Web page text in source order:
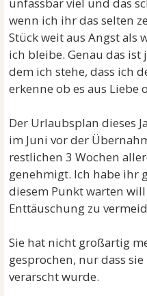
wenn ich ihr das selten
Stück weit aus Angst als
ich bleibe. Genau das ist
dem ich stehe, dass ich
erkenne ob es aus Liebe
Der Urlaubsplan dieses
im Juni vor der
restlichen 3 Wochen
genehmigt. Ich habe ihr
diesem Punkt warten
Enttäuschung zu
Sie hat nicht großartig
gesprochen, nur dass
verarscht wurde.